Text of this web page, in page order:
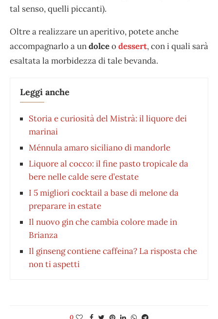
tal senso, quelli piccanti).
Oltre a realizzare un aperitivo, potete anche
accompagnarlo a undolceodessert, con i quali sarà
esaltata la morbidezza di tale bevanda.
Leggi anche
Storia e curiosità del Mistrà: il liquore dei
marinai
Ménnula amaro siciliano di mandorle
Liquore al cocco: il fine pasto tropicale da
bere nelle calde sere d’estate
I 5 migliori cocktail a base di melone da
preparare in estate
Il nuovo gin che cambia colore made in
Brianza
Il ginseng contiene caffeina? La risposta che
non ti aspetti
0